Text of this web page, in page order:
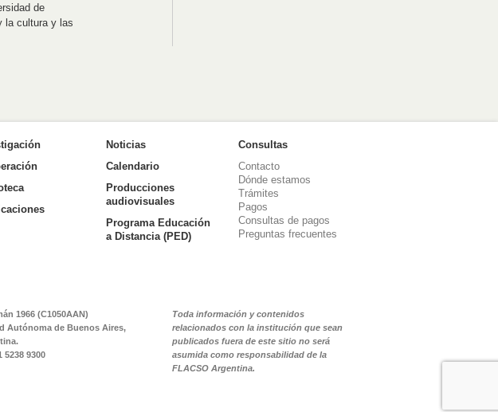
de
la cultura y las
Noticias
Calendario
Producciones
audiovisuales
Programa Educación
a Distancia (PED)
Consultas
Contacto
Dónde estamos
Trámites
Pagos
Consultas de pagos
Preguntas frecuentes
1966 (C1050AAN)
Autónoma de Buenos Aires,
5238 9300
Toda información y contenidos
relacionados con la institución que sean
publicados fuera de este sitio no será
asumida como responsabilidad de la
FLACSO Argentina.